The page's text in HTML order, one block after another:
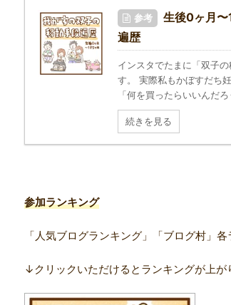
参考
生後0ヶ月〜
遍歴
インスタでたまに「双子
す。 実際私もかぼすだち
「何を買ったらいいんだ
続きを見る
参加ランキング
「人気ブログランキング」「ブログ村」
↓クリックいただけるとランキングが上が